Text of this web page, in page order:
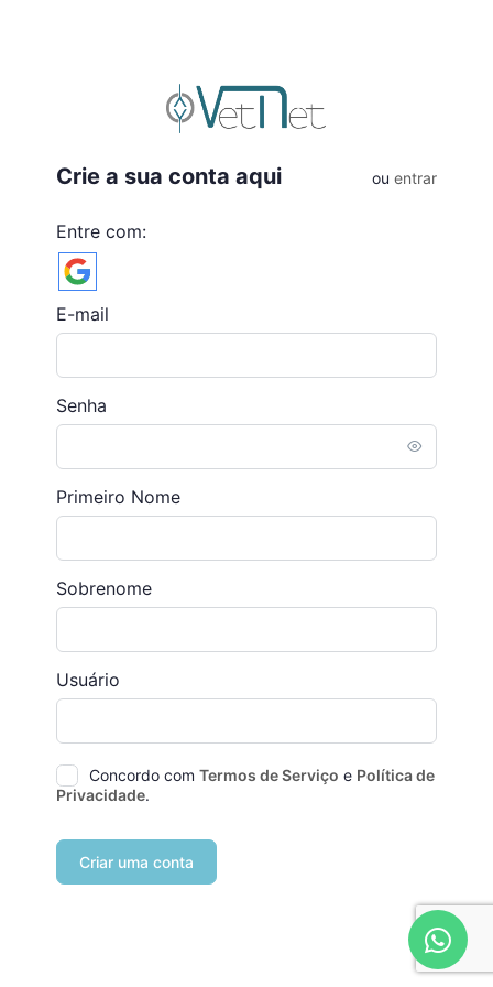
Crie a sua conta aqui ouentrar
Entre com:
E-mail
Senha
Primeiro Nome
Sobrenome
Usuário
Concordo com Termos de Serviço e Política de
Privacidade.